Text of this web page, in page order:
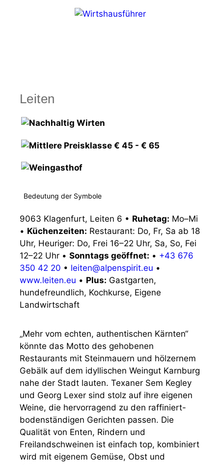
Leiten
Bedeutung der Symbole
9063 Klagenfurt, Leiten 6 • Ruhetag: Mo–Mi
• Küchenzeiten: Restaurant: Do, Fr, Sa ab 18
Uhr, Heuriger: Do, Frei 16–22 Uhr, Sa, So, Fei
12–22 Uhr • Sonntags geöffnet: • +43 676
350 42 20 • leiten@alpenspirit.eu •
www.leiten.eu • Plus: Gastgarten,
hundefreundlich, Kochkurse, Eigene
Landwirtschaft
„Mehr vom echten, authentischen Kärnten“
könnte das Motto des gehobenen
Restaurants mit Steinmauern und hölzernem
Gebälk auf dem idyllischen Weingut Karnburg
nahe der Stadt lauten. Texaner Sem Kegley
und Georg Lexer sind stolz auf ihre eigenen
Weine, die hervorragend zu den raffiniert-
bodenständigen Gerichten passen. Die
Qualität von Enten, Rindern und
Freilandschweinen ist einfach top, kombiniert
wird mit eigenem Gemüse, Obst und